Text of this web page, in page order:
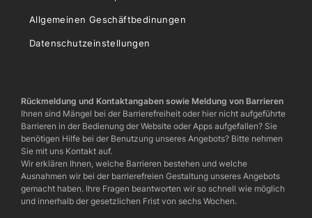
Allgemeinen Geschäftbedinungen
Datenschutzeinstellungen
Rückmeldung und Kontaktangaben sowie Meldung von Barrieren
Ihnen sind Mängel bei der Barrierefreiheit oder hier nicht aufgeführte
Barrieren in der Bedienung der Website oder Apps aufgefallen? Sie
benötigen Hilfe bei der Benutzung unseres Angebots? Bitte nehmen
Sie mit uns Kontakt auf.
Wir erklären Ihnen, welche Barrieren bestehen und welche
Ausnahmen wir bei der barrierefreien Gestaltung unseres Angebots
gemacht haben. Ihre Fragen beantworten wir so schnell wie möglich
und innerhalb der gesetzlichen Frist von sechs Wochen.